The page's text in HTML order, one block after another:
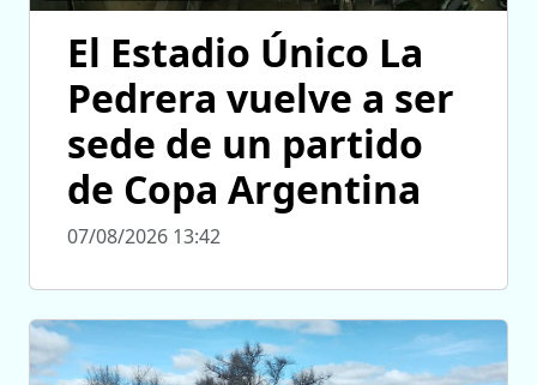
El Estadio Único La
Pedrera vuelve a ser
sede de un partido
de Copa Argentina
07/08/2026 13:42